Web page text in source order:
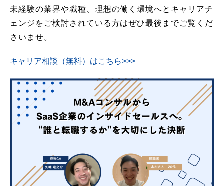
未経験の業界や職種、理想の働く環境へとキャリアチ
ェンジをご検討されている方はぜひ最後までご覧くだ
さいませ。
キャリア相談（無料）はこちら>>>